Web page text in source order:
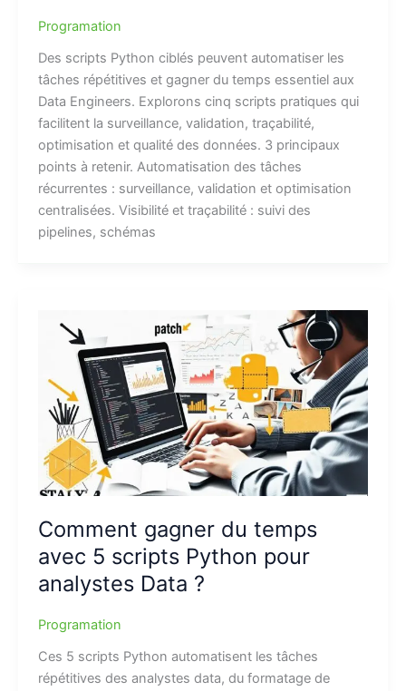
Programation
Des scripts Python ciblés peuvent automatiser les
tâches répétitives et gagner du temps essentiel aux
Data Engineers. Explorons cinq scripts pratiques qui
facilitent la surveillance, validation, traçabilité,
optimisation et qualité des données. 3 principaux
points à retenir. Automatisation des tâches
récurrentes : surveillance, validation et optimisation
centralisées. Visibilité et traçabilité : suivi des
pipelines, schémas
Comment gagner du temps
avec 5 scripts Python pour
analystes Data ?
Programation
Ces 5 scripts Python automatisent les tâches
répétitives des analystes data, du formatage de